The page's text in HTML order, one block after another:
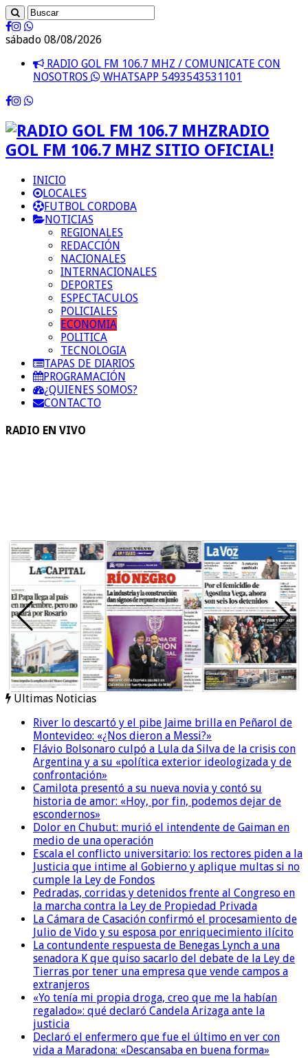
sábado 08/08/2026
RADIO GOL FM 106.7 MHZ / COMUNICATE CON
NOSOTROS
WHATSAPP 5493543531101
RADIO
GOL FM 106.7 MHZ SITIO OFICIAL!
INICIO
LOCALES
FUTBOL CORDOBA
NOTICIAS
REGIONALES
REDACCIÓN
NACIONALES
INTERNACIONALES
DEPORTES
ESPECTACULOS
POLICIALES
ECONOMIA
POLITICA
TECNOLOGIA
TAPAS DE DIARIOS
PROGRAMACIÓN
¿QUIENES SOMOS?
CONTACTO
RADIO EN VIVO
Ultimas Noticias
River lo descartó y el pibe Jaime brilla en Peñarol de
Montevideo: «¿Nos dieron a Messi?»
Flávio Bolsonaro culpó a Lula da Silva de la crisis con
Argentina y a su «política exterior ideologizada y de
confrontación»
Camilota presentó a su nueva novia y contó su
historia de amor: «Hoy, por fin, podemos dejar de
escondernos»
Dolor en Chubut: murió el intendente de Gaiman en
medio de una operación
Escala el conflicto universitario: los rectores piden a la
Justicia que intime al Gobierno y aplique multas si no
cumple la Ley de Fondos
Pedradas, corridas y detenidos frente al Congreso en
la marcha contra la Ley de Propiedad Privada
La Cámara de Casación confirmó el procesamiento de
Julio de Vido y su esposa por enriquecimiento ilícito
La contundente respuesta de Benegas Lynch a una
senadora K que quiso sacarlo del debate de la Ley de
Tierras por tener una empresa que vende campos a
extranjeros
«Yo tenía mi propia droga, creo que me la habían
regalado»: qué declaró Candela Arizaga ante la
justicia
Declaró el enfermero que fue el último en ver con
vida a Maradona: «Descansaba en buena forma»